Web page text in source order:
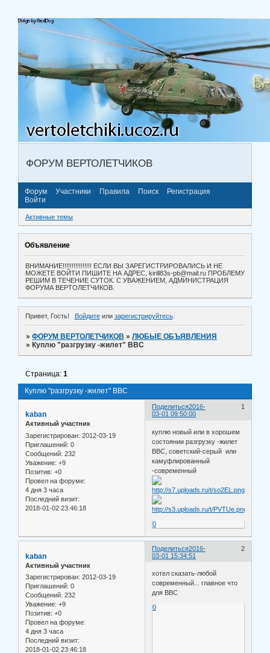
ФОРУМ ВЕРТОЛЕТЧИКОВ
Форум Участники Правила Поиск
Регистрация
Войти
Активные темы
Объявление
ВНИМАНИЕ!!!!!!!!!!!!!!!! ЕСЛИ ВЫ ЗАРЕГИСТРИРОВАЛИСЬ И НЕ
МОЖЕТЕ ВОЙТИ ПИШИТЕ НА АДРЕС, kirill83s-pb@mail.ru ПРОБЛЕМУ
РЕШИМ В ТЕЧЕНИЕ СУТОК. С УВАЖЕНИЕМ, АДМИНИСТРАЦИЯ
ФОРУМА ВЕРТОЛЕТЧИКОВ.
Привет, Гость! Войдитеили зарегистрируйтесь.
»ФОРУМ ВЕРТОЛЕТЧИКОВ »ЛЮБЫЕ ОБЪЯВЛЕНИЯ
» Куплю "разгрузку -жилет" ВВС
Куплю "разгрузку -жилет" ВВС
Страница:1
Поделиться 1
2016-
03-01 09:50:00
kaban
Активный участник
Зарегистрирован: 2012-03-19
Приглашений: 0
Сообщений: 232
Уважение: +9
Позитив: +0
Провел на форуме:
4 дня 3 часа
Последний визит:
2018-01-02 23:46:18
куплю новый или в хорошем
состоянии разгрузку -жилет
ВВС, советский-серый или
камуфлированный
-современный
0
Поделиться 2
2016-
03-01 15:34:51
kaban
Активный участник
Зарегистрирован: 2012-03-19
Приглашений: 0
Сообщений: 232
Уважение: +9
Позитив: +0
Провел на форуме:
4 дня 3 часа
Последний визит:
2018-01-02 23:46:18
хотел сказать-любой
современный... главное что
для ВВС
0